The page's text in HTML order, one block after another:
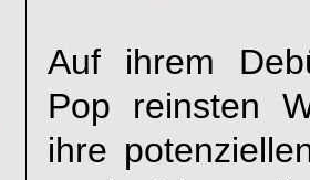
Auf ihrem
Pop reinsten
ihre